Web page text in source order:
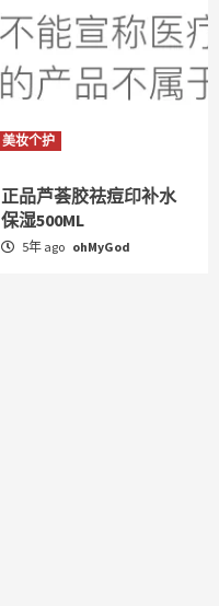
美妆个护
正品芦荟胶祛痘印补水
保湿500ML
5年 ago ohMyGod